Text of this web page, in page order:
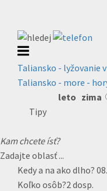
Taliansko - lyžovanie
Taliansko - more -
leto zima
Tipy
Kam chcete ísť?
Zadajte oblasť ...
Kedy a na ako dlho?
Koľko osôb?2 dosp.